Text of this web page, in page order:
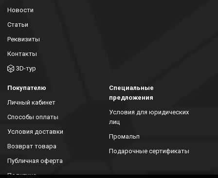
Новости
Статьи
Реквизиты
Контакты
3D-тур
Покупателю
Личный кабинет
Способы оплаты
Условия доставки
Возврат товара
Публичная оферта
Политика
Специальные
предложения
Условия для юридических
лиц
Промальп
Подарочные сертификаты